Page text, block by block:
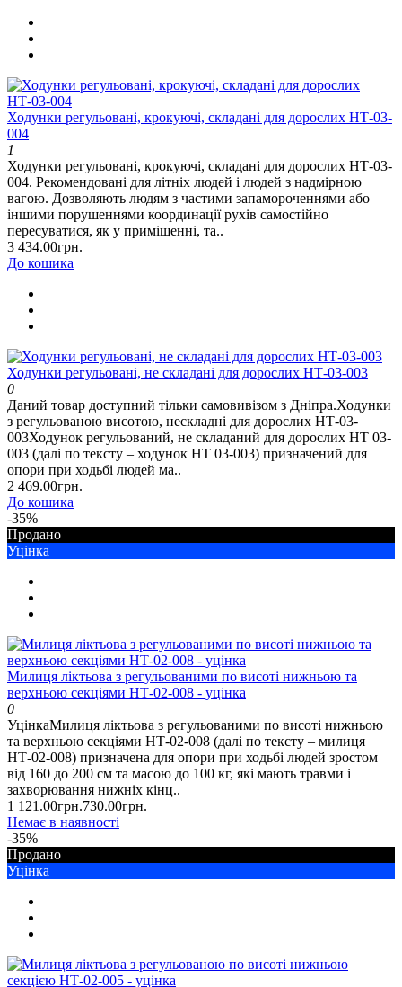
Ходунки регульовані, крокуючі, складані для дорослих НТ-03-
004
1
Ходунки регульовані, крокуючі, складані для дорослих НТ-03-
004. Рекомендовані для літніх людей і людей з надмірною
вагою. Дозволяють людям з частими запамороченнями або
іншими порушеннями координації рухів самостійно
пересуватися, як у приміщенні, та..
3 434.00грн.
До кошика
Ходунки регульовані, не складані для дорослих НТ-03-003
0
Даний товар доступний тільки самовивізом з Дніпра.Ходунки
з регульованою висотою, нескладні для дорослих НТ-03-
003Ходунок регульований, не складаний для дорослих НТ 03-
003 (далі по тексту – ходунок НТ 03-003) призначений для
опори при ходьбі людей ма..
2 469.00грн.
До кошика
-35%
Продано
Уцінка
Милиця ліктьова з регульованими по висоті нижньою та
верхньою секціями НТ-02-008 - уцінка
0
УцінкаМилиця ліктьова з регульованими по висоті нижньою
та верхньою секціями НТ-02-008 (далі по тексту – милиця
НТ-02-008) призначена для опори при ходьбі людей зростом
від 160 до 200 см та масою до 100 кг, які мають травми і
захворювання нижніх кінц..
1 121.00грн.730.00грн.
Немає в наявності
-35%
Продано
Уцінка